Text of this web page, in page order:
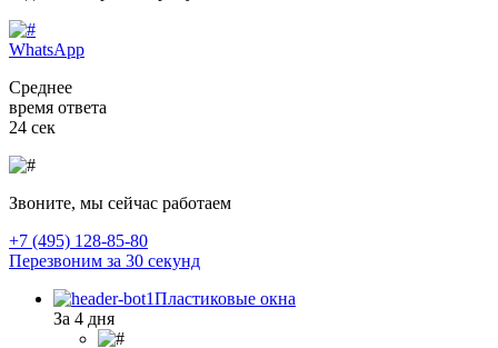
WhatsApp
Среднее
время ответа
24 сек
Звоните, мы сейчас работаем
+7 (495) 128-85-80
Перезвоним за 30 секунд
Пластиковые окна
За 4 дня